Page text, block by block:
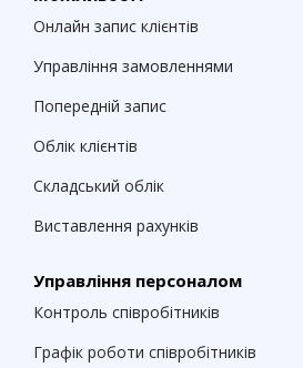
Онлайн запис клієнтів
Управління замовленнями
Попередній запис
Облік клієнтів
Складський облік
Виставлення рахунків
Управління персоналом
Контроль співробітників
Графік роботи співробітників